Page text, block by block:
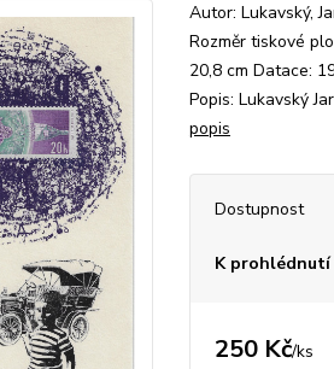
Autor: Lukavský,
Rozměr tiskové
20,8 cm Datace:
Popis: Lukavský
popis
Dostupnost
K prohlédnutí
250 Kč/ks